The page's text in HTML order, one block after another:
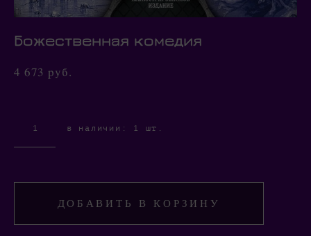
Божественная комедия
4 673 pуб.
в наличии: 1 шт.
ДОБАВИТЬ В КОРЗИНУ